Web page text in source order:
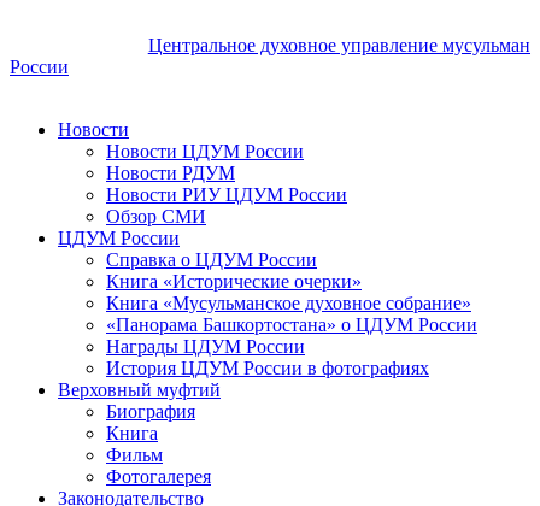
Центральное духовное управление мусульман
России
Новости
Новости ЦДУМ России
Новости РДУМ
Новости РИУ ЦДУМ России
Обзор СМИ
ЦДУМ России
Справка о ЦДУМ России
Книга «Исторические очерки»
Книга «Мусульманское духовное собрание»
«Панорама Башкортостана» о ЦДУМ России
Награды ЦДУМ России
История ЦДУМ России в фотографиях
Верховный муфтий
Биография
Книга
Фильм
Фотогалерея
Законодательство